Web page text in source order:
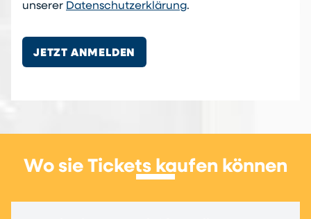
unserer Datenschutzerklärung.
JETZT ANMELDEN
Wo sie Tickets kaufen können